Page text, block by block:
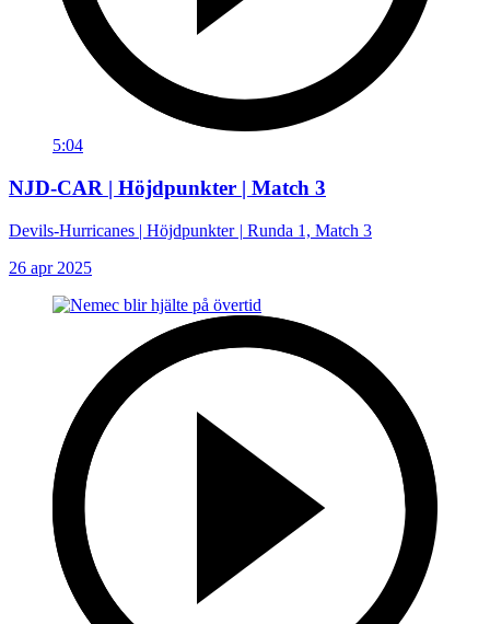
5:04
NJD-CAR | Höjdpunkter | Match 3
Devils-Hurricanes | Höjdpunkter | Runda 1, Match 3
26 apr 2025